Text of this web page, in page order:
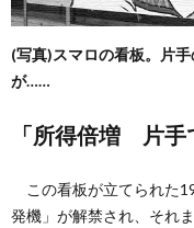
(写真)スマロの看板。片
が……
「所得倍増 片手
この看板が立てられた
発機」が解禁され、それ